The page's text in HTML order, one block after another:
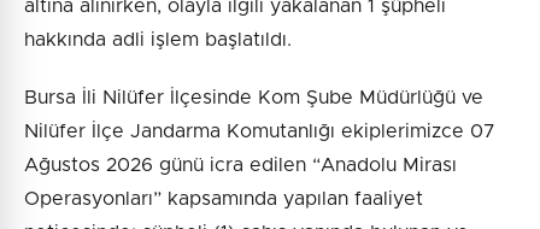
altına alınırken, olayla ilgili yakalanan 1 şüpheli
hakkında adli işlem başlatıldı.
Bursa İli Nilüfer İlçesinde Kom Şube Müdürlüğü ve
Nilüfer İlçe Jandarma Komutanlığı ekiplerimizce 07
Ağustos 2026 günü icra edilen “Anadolu Mirası
Operasyonları” kapsamında yapılan faaliyet